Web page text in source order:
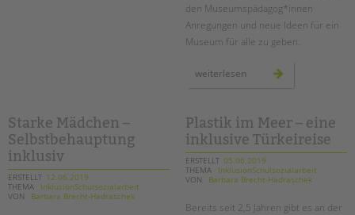
den Museumspädagog*innen
Anregungen und neue Ideen für ein
Museum für alle zu geben.
weiterlesen ambulante
Starke Mädchen –
Selbstbehauptung
inklusiv
ERSTELLT 12.06.2019
THEMA
InklusionSchulsozialarbeit
VON
Barbara Brecht-Hadraschek
Plastik im Meer – eine
inklusive Türkeireise
ERSTELLT 05.06.2019
THEMA
InklusionSchulsozialarbeit
VON
Barbara Brecht-Hadraschek
Bereits seit 2,5 Jahren gibt es an der